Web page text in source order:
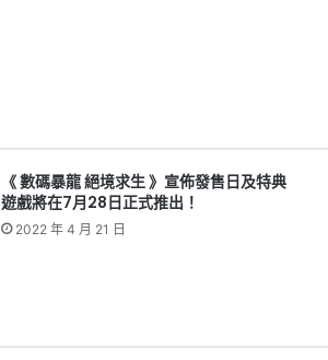
《 數碼暴龍 絕境求生 》宣佈發售日及特典
遊戲將在7月28日正式推出！
2022 年 4 月 21 日